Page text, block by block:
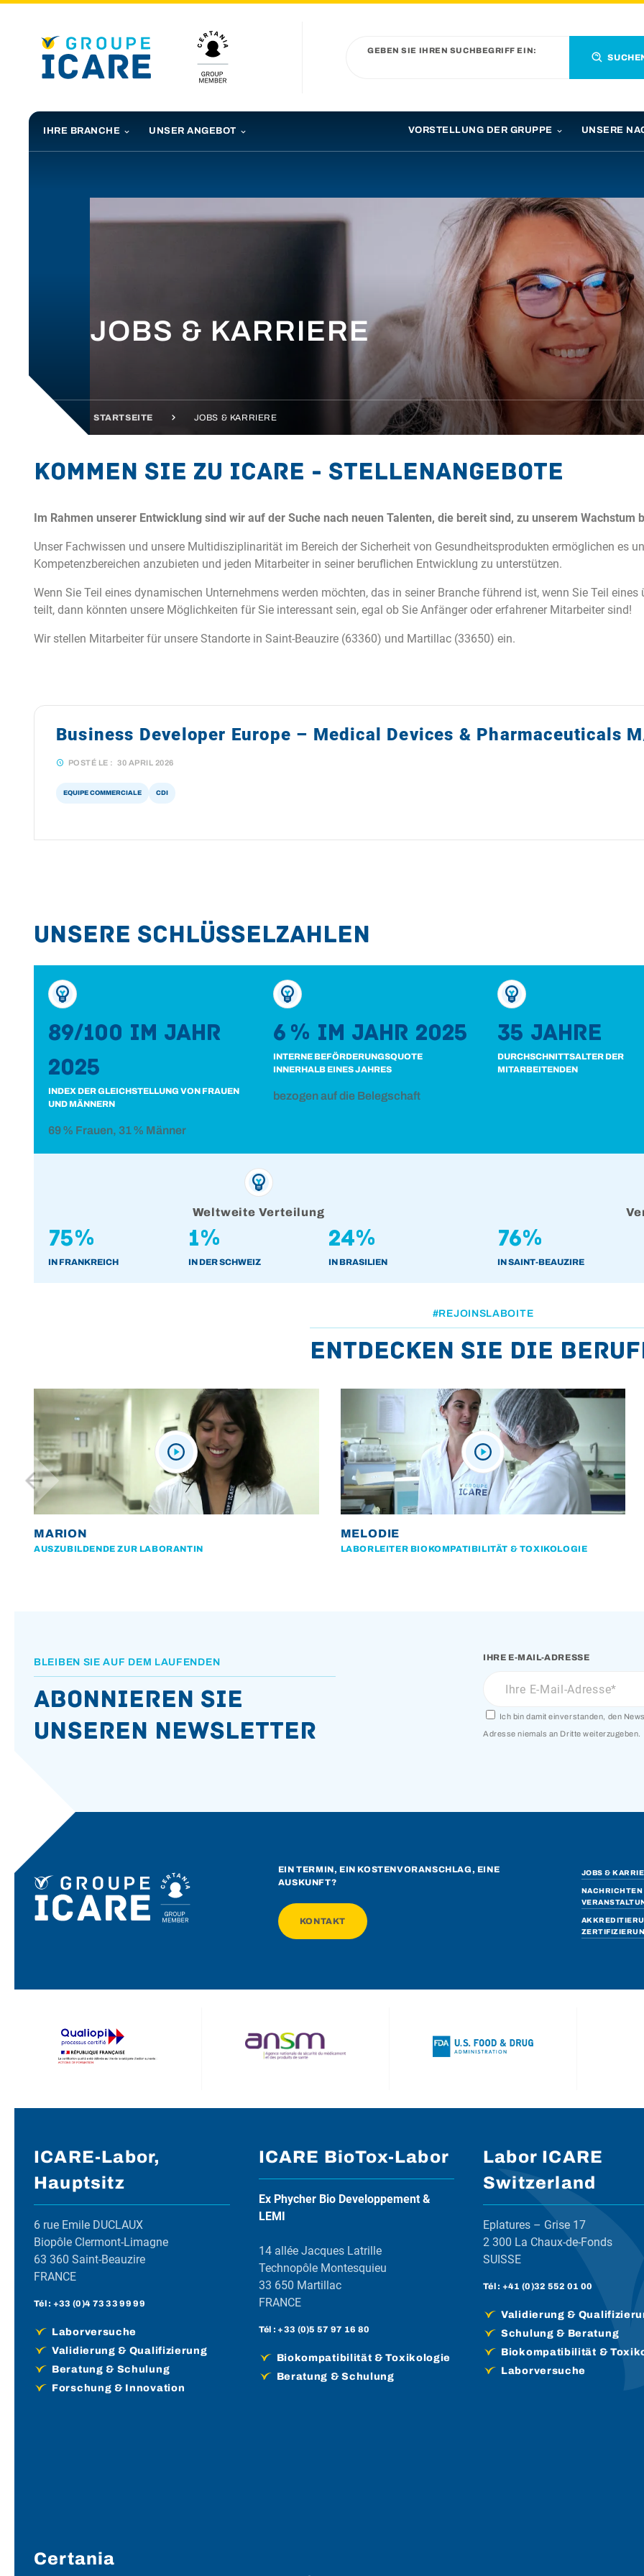
GEBEN SIE IHREN SUCHBEGRIFF EIN:
IHRE BRANCHE UNSER ANGEBOT VORSTELLUNG DER GRUPPE UNSERE
JOBS & KARRIERE
STARTSEITE JOBS & KARRIERE
Kommen Sie zu Icare - Stellenangebote
Im Rahmen unserer Entwicklung sind wir auf der Suche nach neuen Talenten, die bereit sind, zu unserem
Unser Fachwissen und unsere Multidisziplinarität im Bereich der Sicherheit von Gesundheitsprodukten ermöglichen es
Kompetenzbereichen anzubieten und jeden Mitarbeiter in seiner beruflichen Entwicklung zu unterstützen.
Wenn Sie Teil eines dynamischen Unternehmens werden möchten, das in seiner Branche führend ist, wenn Sie Teil
teilt, dann könnten unsere Möglichkeiten für Sie interessant sein, egal ob Sie Anfänger oder erfahrener Mitarbeiter sind!
Wir stellen Mitarbeiter für unsere Standorte in Saint-Beauzire (63360) und Martillac (33650) ein.
Business Developer Europe – Medical Devices & Pharmaceuticals
POSTÉ LE : 30 APRIL 2026
EQUIPE COMMERCIALE CDI
Unsere Schlüsselzahlen
89/100 im Jahr
2025
INDEX DER GLEICHSTELLUNG VON FRAUEN
UND MÄNNERN
69 % Frauen, 31 % Männer
6 % im Jahr 2025
INTERNE BEFÖRDERUNGSQUOTE
INNERHALB EINES JAHRES
bezogen auf die Belegschaft
35 Jahre
DURCHSCHNITTSALTER DER
MITARBEITENDEN
Weltweite Verteilung
75%
IN FRANKREICH
1%
IN DER SCHWEIZ
24%
IN BRASILIEN
76%
IN SAINT-BEAUZIRE
#REJOINSLABOITE
Entdecken Sie die
MARION
AUSZUBILDENDE ZUR LABORANTIN
MELODIE
LABORLEITER BIOKOMPATIBILITÄT & TOXIKOLOGIE
BLEIBEN SIE AUF DEM LAUFENDEN
Abonnieren Sie
unseren Newsletter
IHRE E-MAIL-ADRESSE
Ich bin damit einverstanden, den
Adresse niemals an Dritte weiterzugeben.
EIN TERMIN, EIN KOSTENVORANSCHLAG, EINE
AUSKUNFT?
KONTAKT
JOBS &
NACHRICHTEN
ICARE-Labor,
Hauptsitz
6 rue Emile DUCLAUX
Biopôle Clermont-Limagne
63 360 Saint-Beauzire
FRANCE
Tél : +33 (0)4 73 33 99 99
Laborversuche
Validierung & Qualifizierung
Beratung & Schulung
Forschung & Innovation
ICARE BioTox-Labor
Ex Phycher Bio Developpement &
LEMI
14 allée Jacques Latrille
Technopôle Montesquieu
33 650 Martillac
FRANCE
Tél :+33 (0)5 57 97 16 80
Biokompatibilität & Toxikologie
Beratung & Schulung
Labor ICARE
Switzerland
Eplatures – Grise 17
2 300 La Chaux-de-Fonds
SUISSE
Tél : +41 (0)32 552 01 00
Validierung &
Schulung & Beratung
Biokompatibilität &
Laborversuche
Certania